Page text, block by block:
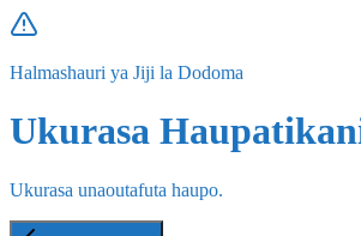
Halmashauri ya Jiji la Dodoma
Ukurasa
Ukurasa unaoutafuta haupo.